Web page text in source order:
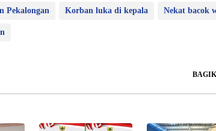
Pekalongan Korban luka di kepala Nekat bacok